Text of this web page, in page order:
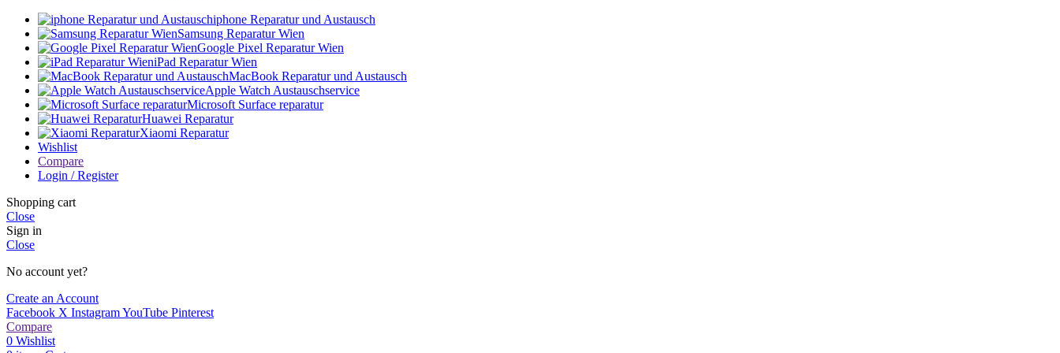
iphone Reparatur und Austausch
Samsung Reparatur Wien
Google Pixel Reparatur Wien
iPad Reparatur Wien
MacBook Reparatur und Austausch
Apple Watch Austauschservice
Microsoft Surface reparatur
Huawei Reparatur
Xiaomi Reparatur
Wishlist
Compare
Login / Register
Shopping cart
Close
Sign in
Close
No account yet?
Create an Account
Facebook X InstagramYouTube Pinterest
Compare
0 Wishlist